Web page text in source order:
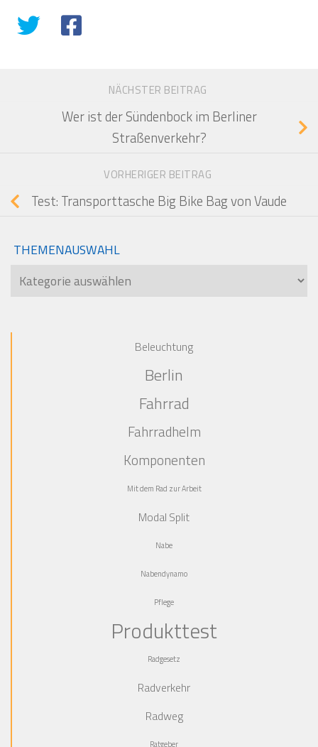
NÄCHSTER BEITRAG
Wer ist der Sündenbock im Berliner
Straßenverkehr?
VORHERIGER BEITRAG
Test: Transporttasche Big Bike Bag von Vaude
THEMENAUSWAHL
Themenauswahl
Beleuchtung
Berlin
Fahrrad
Fahrradhelm
Komponenten
Mit dem Rad zur Arbeit
Modal Split
Nabe
Nabendynamo
Pflege
Produkttest
Radgesetz
Radverkehr
Radweg
Ratgeber